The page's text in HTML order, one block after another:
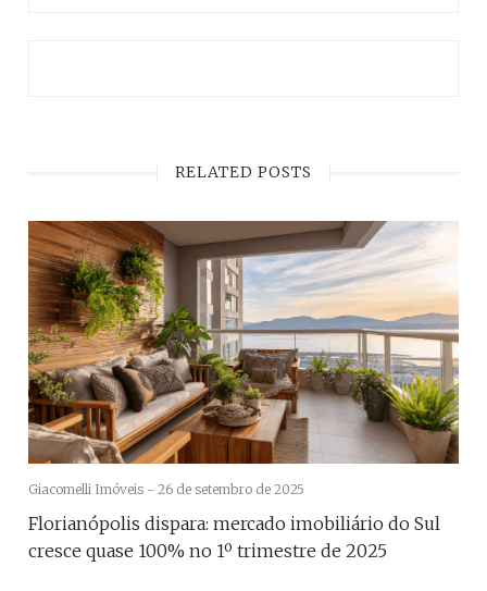
RELATED POSTS
Giacomelli Imóveis - 26 de setembro de 2025
Florianópolis dispara: mercado imobiliário do Sul
cresce quase 100% no 1º trimestre de 2025